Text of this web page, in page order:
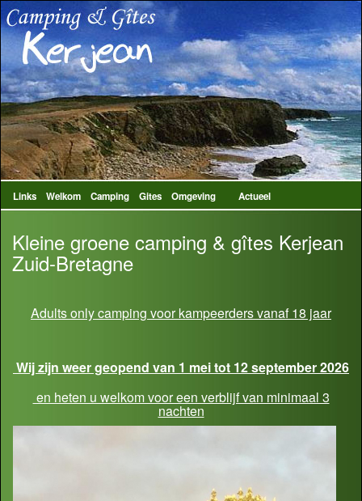
Links Welkom Camping Gites Omgeving Actueel
Kleine groene camping & gîtes Kerjean
Zuid-Bretagne
Adults only camping voor kampeerders vanaf 18 jaar
Wij zijn weer geopend van 1 mei tot 12 september 2026
en heten u welkom voor een verblijf van minimaal 3
nachten